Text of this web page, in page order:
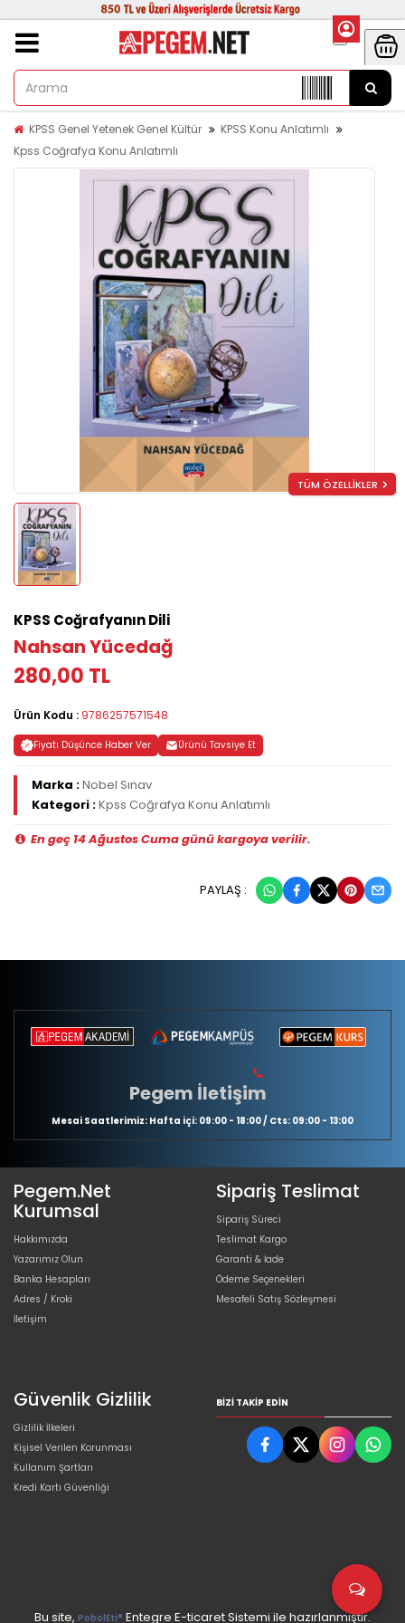
KPSS Genel Yetenek Genel Kültür
KPSS Konu Anlatımlı
Kpss Coğrafya Konu Anlatımlı
TÜM ÖZELLİKLER
KPSS Coğrafyanın Dili
Nahsan Yücedağ
280,00 TL
Ürün Kodu : 9786257571548
Fiyatı Düşünce Haber Ver Ürünü Tavsiye Et
Marka :Nobel Sınav
Kategori :Kpss Coğrafya Konu Anlatımlı
En geç 14 Ağustos Cuma günü kargoya verilir.
PAYLAŞ :
Pegem İletişim
Mesai Saatlerimiz: Hafta içi: 09:00 - 18:00 / Cts: 09:00 - 13:00
Pegem.Net
Kurumsal
Hakkımızda
Yazarımız Olun
Banka Hesapları
Adres / Kroki
İletişim
Sipariş Teslimat
Sipariş Süreci
Teslimat Kargo
Garanti & İade
Ödeme Seçenekleri
Mesafeli Satış Sözleşmesi
Güvenlik Gizlilik
Gizlilik İlkeleri
Kişisel Verilen Korunması
Kullanım Şartları
Kredi Kartı Güvenliği
BIZI TAKIP EDIN
Bu site, PobolEti® Entegre E-ticaret Sistemi ile hazırlanmıştır.